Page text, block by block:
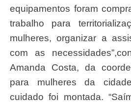
equipamentos foram
trabalho para
mulheres, organizar a
com as
Amanda Costa, da
para mulheres da
cuidado foi montada.